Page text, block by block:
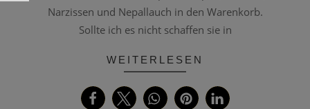
Narzissen und Nepallauch in den Warenkorb.
Sollte ich es nicht schaffen sie in
WEITERLESEN